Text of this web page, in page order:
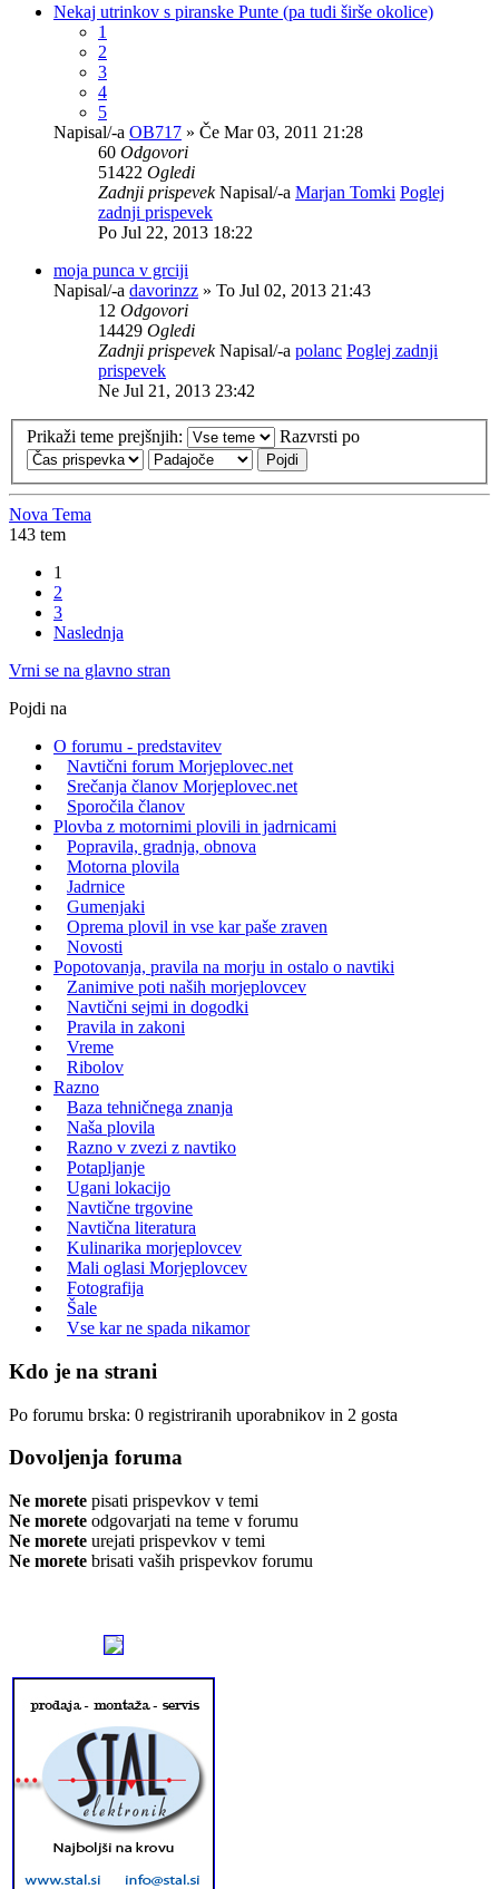
Nekaj utrinkov s piranske Punte (pa tudi širše okolice)
1
2
3
4
5
Napisal/-a OB717 » Če Mar 03, 2011 21:28
60 Odgovori
51422 Ogledi
Zadnji prispevekNapisal/-a Marjan Tomki Poglej
zadnji prispevek
Po Jul 22, 2013 18:22
moja punca v grciji
Napisal/-a davorinzz » To Jul 02, 2013 21:43
12 Odgovori
14429 Ogledi
Zadnji prispevekNapisal/-a polanc Poglej zadnji
prispevek
Ne Jul 21, 2013 23:42
Prikaži teme prejšnjih: Razvrsti po
Nova Tema
143 tem
1
2
3
Naslednja
Vrni se na glavno stran
Pojdi na
O forumu - predstavitev
Navtični forum Morjeplovec.net
Srečanja članov Morjeplovec.net
Sporočila članov
Plovba z motornimi plovili in jadrnicami
Popravila, gradnja, obnova
Motorna plovila
Jadrnice
Gumenjaki
Oprema plovil in vse kar paše zraven
Novosti
Popotovanja, pravila na morju in ostalo o navtiki
Zanimive poti naših morjeplovcev
Navtični sejmi in dogodki
Pravila in zakoni
Vreme
Ribolov
Razno
Baza tehničnega znanja
Naša plovila
Razno v zvezi z navtiko
Potapljanje
Ugani lokacijo
Navtične trgovine
Navtična literatura
Kulinarika morjeplovcev
Mali oglasi Morjeplovcev
Fotografija
Šale
Vse kar ne spada nikamor
Kdo je na strani
Po forumu brska: 0 registriranih uporabnikov in 2 gosta
Dovoljenja foruma
Ne morete pisati prispevkov v temi
Ne morete odgovarjati na teme v forumu
Ne morete urejati prispevkov v temi
Ne morete brisati vaših prispevkov forumu